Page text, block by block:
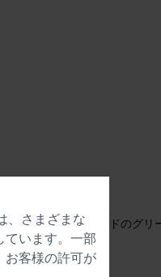
Pura 36 mm トレンドのグ
さまざまな
ています。一部
お客様の許可が